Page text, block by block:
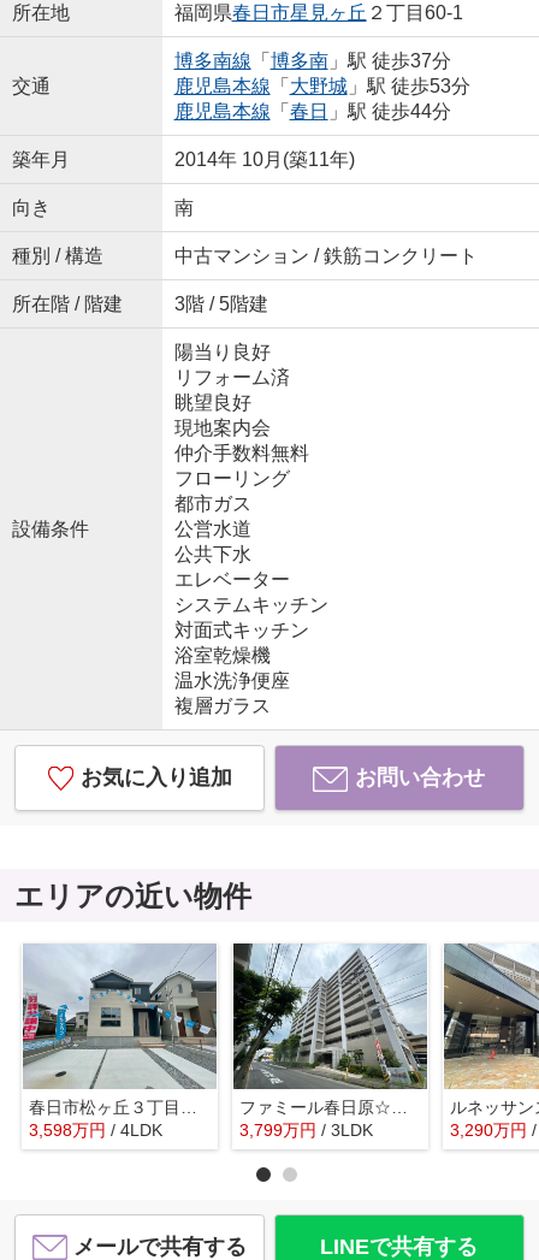
所在地 福岡県春日市星見ヶ丘 ２丁目60-1
交通
博多南線 「 博多南」駅 徒歩37分
鹿児島本線 「 大野城」駅 徒歩53分
鹿児島本線 「 春日 」駅 徒歩44分
築年月 2014年 10月(築11年)
向き 南
種別 / 構造 中古マンション / 鉄筋コンクリート
所在階 / 階建 3階 / 5階建
設備条件
陽当り良好
リフォーム済
眺望良好
現地案内会
仲介手数料無料
フローリング
都市ガス
公営水道
公共下水
エレベーター
システムキッチン
対面式キッチン
浴室乾燥機
温水洗浄便座
複層ガラス
お気に入り追加 お問い合わせ
エリアの近い物件
3,598万円 / 4LDK
3,799万円 / 3LDK 3,290万円
メールで共有する LINEで共有する